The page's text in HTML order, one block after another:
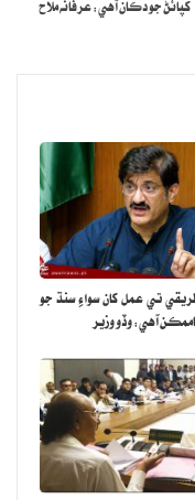
کپائڻ جو دڪان آهي: عرفانه ملاح
تي عمل کان سواءِ سنڌ جو
آهي: وڏو وزير